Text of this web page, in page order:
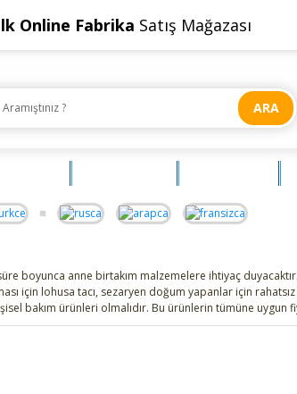
Online Fabrika Satış Mağazası
ARA
boyunca anne birtakım malzemelere ihtiyaç
için lohusa tacı, sezaryen doğum yapanlar için
bakım ürünleri olmalıdır. Bu ürünlerin tümüne